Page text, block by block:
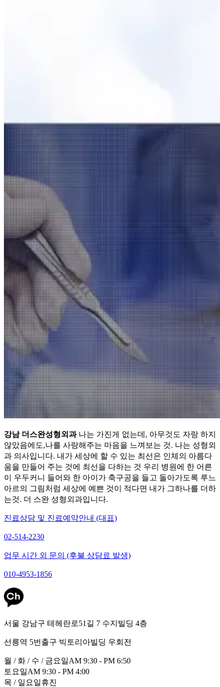
강남 더스완성형외과 나는 가진게 없는데, 아무것도 자랑 하지
않았음에도,나를 사랑해주는 마음을 느껴보는 것. 나는 성형외
과 의사입니다. 내가 세상에 할 수 있는 최선은 인체의 아름다
움을 만들어 주는 것에 최선을 다하는 것 우리 병원에 한 어른
이 우두커니 들어와 한 아이가 축구공을 들고 돌아가도록 루느
아르의 그림처럼 세상에 예쁜 것이 적다면 내가 그하나를 더하
는것. 더 스완 성형외과입니다.
진료상담 및 진료예약안내 (대표)
02-514-2230
업무 시간 외 문의 (후불 상담료 발생)
010-4953-1856
서울 강남구 테헤란로51길 7 수지빌딩 4층
선릉역 5번출구 빅토리아빌딩 우회전
월 / 화 / 수 / 금요일AM 9:30 - PM 6:50
토요일AM 9:30 - PM 4:00
목 / 일요일휴진